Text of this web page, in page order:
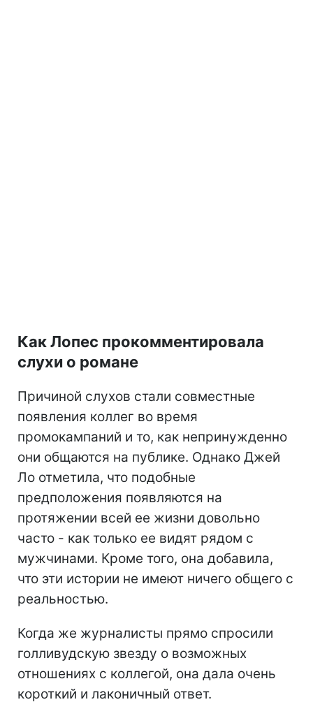
Как Лопес прокомментировала
слухи о романе
Причиной слухов стали совместные
появления коллег во время
промокампаний и то, как непринужденно
они общаются на публике. Однако Джей
Ло отметила, что подобные
предположения появляются на
протяжении всей ее жизни довольно
часто - как только ее видят рядом с
мужчинами. Кроме того, она добавила,
что эти истории не имеют ничего общего с
реальностью.
Когда же журналисты прямо спросили
голливудскую звезду о возможных
отношениях с коллегой, она дала очень
короткий и лаконичный ответ.